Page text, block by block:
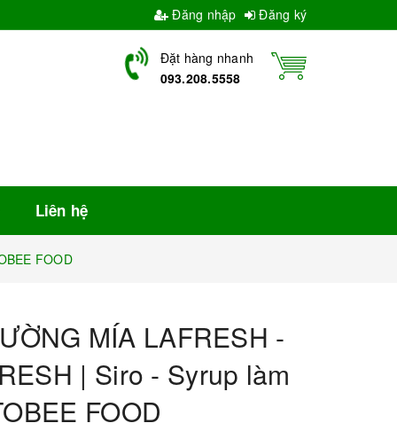
Đăng nhập Đăng ký
Đặt hàng nhanh
093.208.5558
Liên hệ
FOOD
MÍA LAFRESH -
| Siro - Syrup làm
FOOD